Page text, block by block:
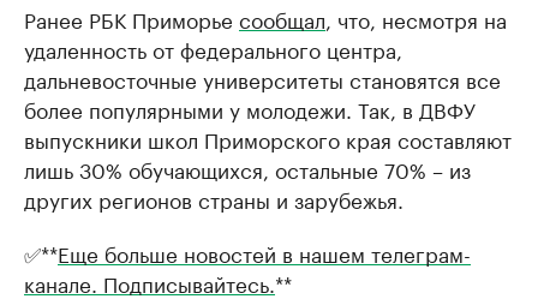
Ранее РБК Приморье сообщал , что, несмотря на
удаленность от федерального центра,
дальневосточные университеты становятся все
более популярными у молодежи. Так, в ДВФУ
выпускники школ Приморского края составляют
лишь 30% обучающихся, остальные 70% – из
других регионов страны и зарубежья.
✅**Еще больше новостей в нашем телеграм-
канале. Подписывайтесь. **